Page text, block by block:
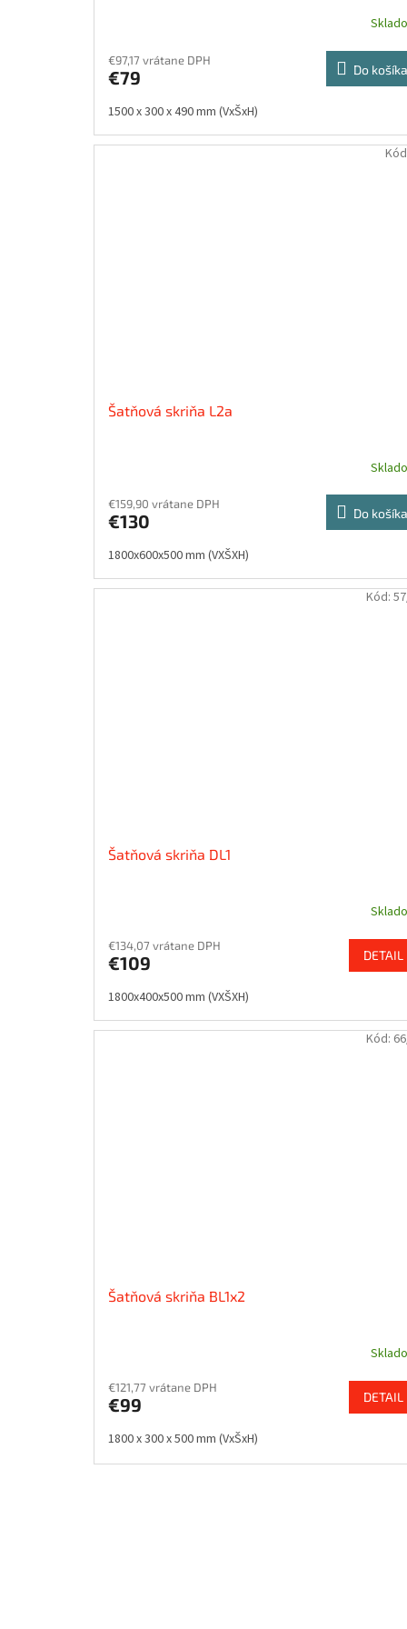
€97,17 vrátane DPH
€79 Do košíka
1500 x 300 x 490 mm (VxŠxH)
Šatňová skriňa L2a
€159,90 vrátane DPH
€130 Do košíka
1800x600x500 mm (VXŠXH)
Šatňová skriňa DL1
€134,07 vrátane DPH
€109 DETAIL
1800x400x500 mm (VXŠXH)
Kód:
Šatňová skriňa BL1x2
€121,77 vrátane DPH
€99 DETAIL
1800 x 300 x 500 mm (VxŠxH)
Kód: